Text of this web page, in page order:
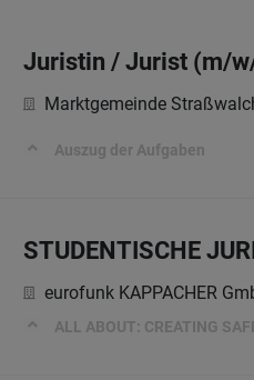
Juristin / Jurist (m/
Marktgemeinde
Auszug der Aufgaben
STUDENTISCHE
eurofunk KAPPACHER
ALL ABOUT: CREATING